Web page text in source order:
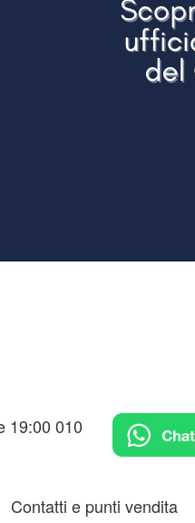
19:00 010
Contatti e punti vendita